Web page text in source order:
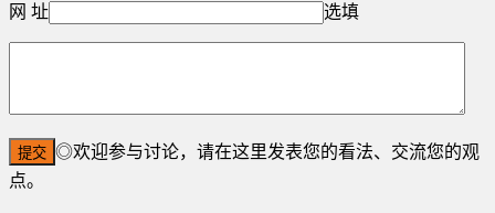
网 址 选填
◎欢迎参与讨论，请在这里发表您的看法、交流您的观
点。